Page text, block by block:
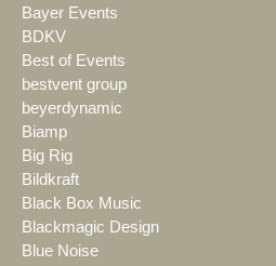
Bayer Events
BDKV
Best of Events
bestvent group
beyerdynamic
Biamp
Big Rig
Bildkraft
Black Box Music
Blackmagic Design
Blue Noise